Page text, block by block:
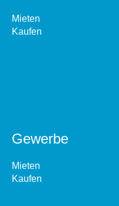
Mieten
Kaufen
Gewerbe
Mieten
Kaufen